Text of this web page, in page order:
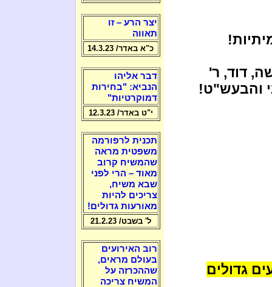
דוד, ר'
והבעש"ט!
גדולים
יצר הרע – זו
תאווה
כ"א באדר/ 14.3.23
דבר אליהו
הנביא: "בחירות
דמוקרטיות"
י"ט באדר/ 12.3.23
תכנית לרפורמה
משפטית מראה
שהמשיח קרוב
מאוד – הרי לפני
שבא משיח,
צריכים להיות
מאורעות גדולים!
ל' בשבט/ 21.2.23
רוב האירועים
בעולם מראים,
שההכרזה על
המשיח צריכה